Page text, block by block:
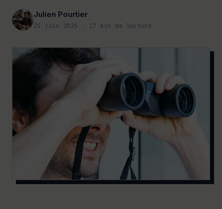
Julien Pourtier
25 juin 2025 · 17 min de lecture